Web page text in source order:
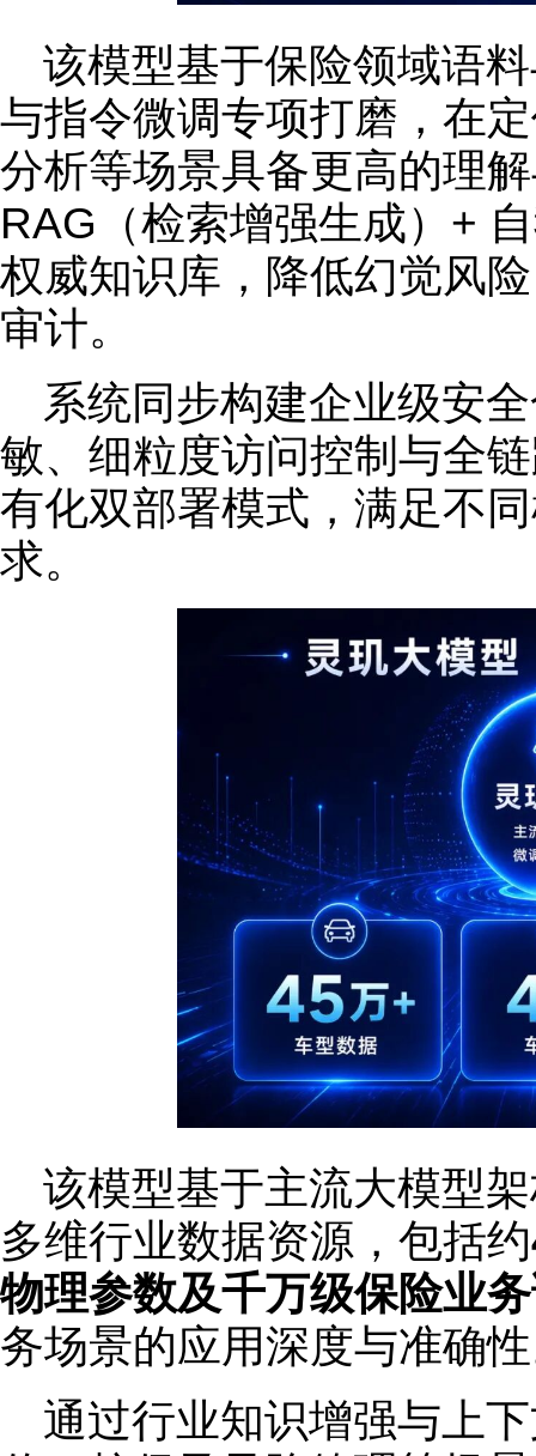
该模型基于保险领域语
与指令微调专项打磨，在
分析等场景具备更高的理
RAG（检索增强生成）+
权威知识库，降低幻觉风
审计。
系统同步构建企业级安
敏、细粒度访问控制与全
有化双部署模式，满足不
求。
该模型基于主流大模型
多维行业数据资源，包括约
物理参数及千万级保险业
务场景的应用深度与准确
通过行业知识增强与上